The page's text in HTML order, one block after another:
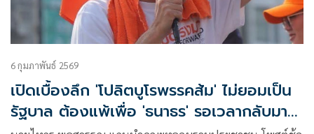
6 กุมภาพันธ์ 2569
เปิดเบื้องลึก 'โปลิตบูโรพรรคส้ม' ไม่ยอมเป็น
รัฐบาล ต้องแพ้เพื่อ 'ธนาธร' รอเวลากลับมา